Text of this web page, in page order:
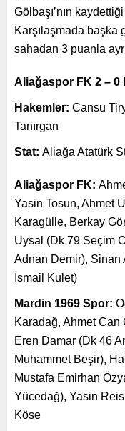
Gölbaşı’nın
Karşılaşmada başka
sahadan 3 puanla
Aliağaspor FK 2 – 0
Hakemler: Cansu
Tanırgan
Stat: Aliağa Atatürk
Aliağaspor FK:
Yasin Tosun, Ahmet
Karagülle, Berkay
Uysal (Dk 79 Seçim
Adnan Demir), Sinan
İsmail Kulet)
Mardin 1969 Spor:
Karadağ, Ahmet Can
Eren Damar (Dk 46
Muhammet Beşir),
Mustafa Emirhan
Yücedağ), Yasin
Köse